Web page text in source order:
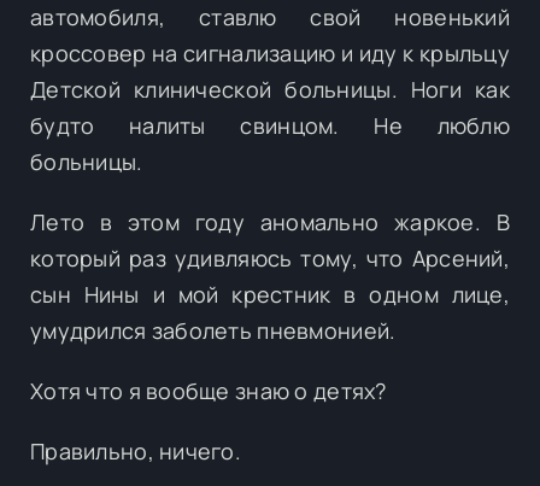
автомобиля, ставлю свой новенький
кроссовер на сигнализацию и иду к крыльцу
Детской клинической больницы. Ноги как
будто налиты свинцом. Не люблю
больницы.
Лето в этом году аномально жаркое. В
который раз удивляюсь тому, что Арсений,
сын Нины и мой крестник в одном лице,
умудрился заболеть пневмонией.
Хотя что я вообще знаю о детях?
Правильно, ничего.